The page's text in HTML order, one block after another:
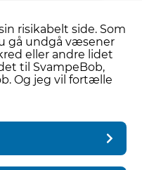
risikabelt side. Som
gå undgå væsener
eller andre lidet
til SvampeBob,
Og jeg vil fortælle